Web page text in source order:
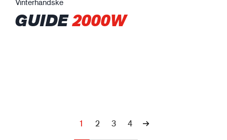
GUIDE2000W
1 2 3 4